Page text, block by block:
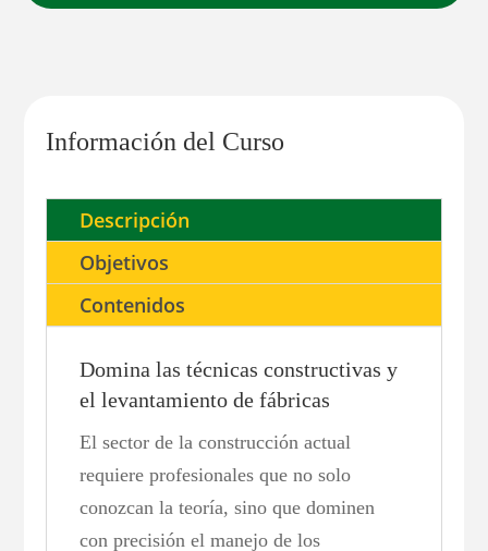
Información del Curso
Descripción
Objetivos
Contenidos
Domina las técnicas constructivas y
el levantamiento de fábricas
El sector de la construcción actual
requiere profesionales que no solo
conozcan la teoría, sino que dominen
con precisión el manejo de los